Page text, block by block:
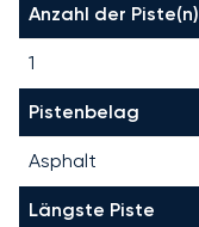
Anzahl der Piste(n)
1
Pistenbelag
Asphalt
Längste Piste